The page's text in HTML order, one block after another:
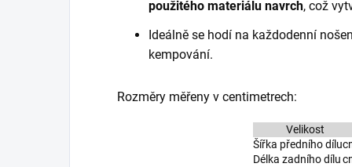
použitého materiálu navrch, což
Ideálně se hodí na každodenní
kempování.
Rozměry měřeny v centimetrech:
Velikost
Šířka předního dílu
Délka zadního dílu